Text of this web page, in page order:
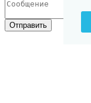
Отправить